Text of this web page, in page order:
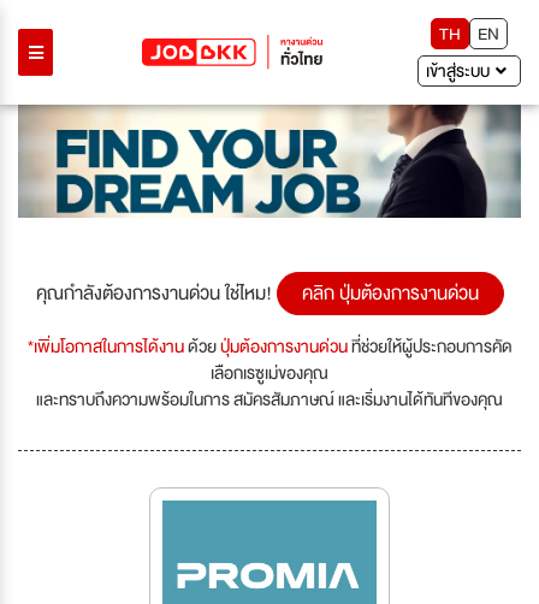
TH
EN
เข้าสู่ระบบ
คุณกำลังต้องการงานด่วน ใช่ไหม! คลิก ปุ่มต้องการงานด่วน
*เพิ่มโอกาสในการได้งานด้วยปุ่มต้องการงานด่วนที่ช่วยให้ผู้ประกอบการคัด
เลือกเรซูเม่ของคุณ
และทราบถึงความพร้อมในการ สมัครสัมภาษณ์ และเริ่มงานได้ทันทีของคุณ